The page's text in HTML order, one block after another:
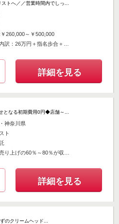
トへ／／営業時間内でしっ...
260,000～￥500,000
詳細を見る
となる初期費用0円◆店舗～...
神奈川県
ト
詳細を見る
のクリームヘッド...